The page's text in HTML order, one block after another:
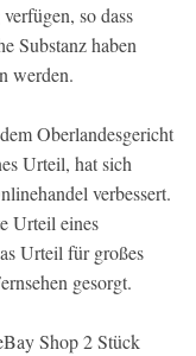
so dass
Substanz haben
werden.
Oberlandesgericht
Urteil, hat sich
verbessert.
Urteil eines
Urteil für großes
gesorgt.
Shop 2 Stück